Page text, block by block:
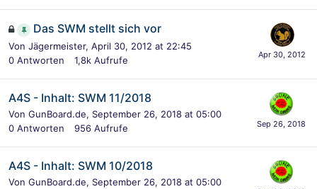
Das SWM stellt sich vor
Von Jägermeister, April 30, 2012 at 22:45
0 Antworten 1,8k Aufrufe
A4S - Inhalt: SWM 11/2018
Von GunBoard.de, September 26, 2018 at 05:00
0 Antworten 956 Aufrufe
A4S - Inhalt: SWM 10/2018
Von GunBoard.de, September 26, 2018 at 05:00